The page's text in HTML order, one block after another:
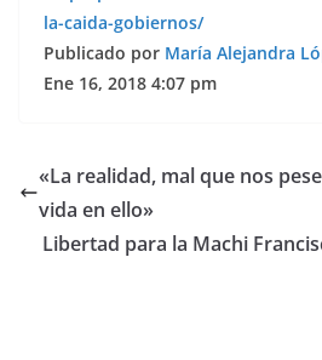
la-caida-gobiernos/
Publicado por María Alejandra
Ene 16, 2018 4:07 pm
«La realidad, mal que nos
vida en ello»
Libertad para la Machi